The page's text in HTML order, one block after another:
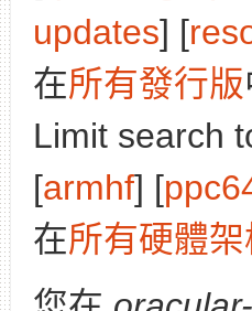
updates] [
在所有發行版
Limit search
[armhf] [
在所有硬體架